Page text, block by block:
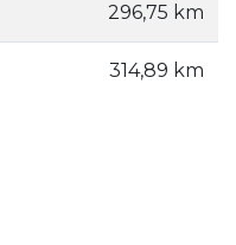
296,75 km
314,89 km